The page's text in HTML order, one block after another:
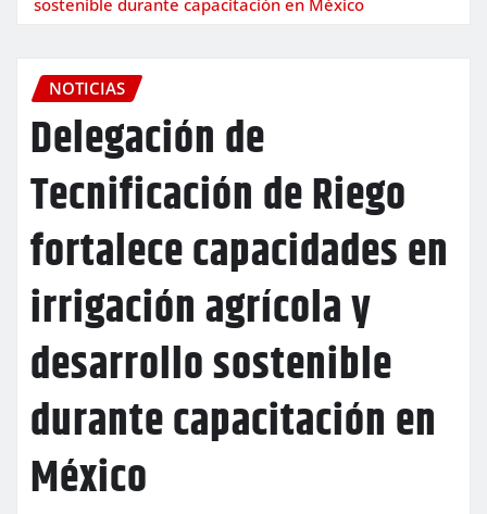
NOTICIAS
Delegación de
Tecnificación de Riego
fortalece capacidades en
irrigación agrícola y
desarrollo sostenible
durante capacitación en
México